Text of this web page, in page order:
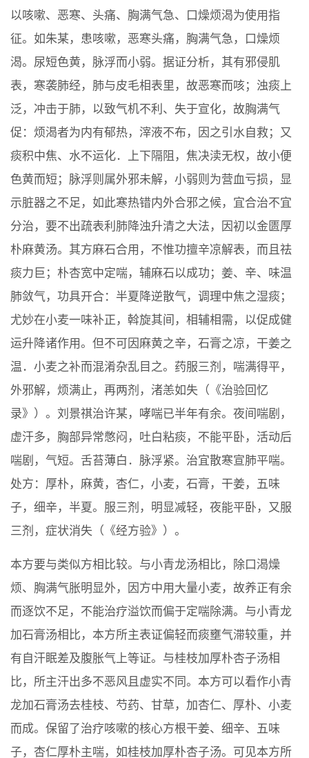
以咳嗽、恶寒、头痛、胸满气急、口燥烦渴为使用指
征。如朱某，患咳嗽，恶寒头痛，胸满气急，口燥烦
渴。尿短色黄，脉浮而小弱。据证分析，其有邪侵肌
表，寒袭肺经，肺与皮毛相表里，故恶寒而咳；浊痰上
泛，冲击于肺，以致气机不利、失于宣化，故胸满气
促：烦渴者为内有郁热，滓液不布，因之引水自救；又
痰积中焦、水不运化．上下隔阻，焦决渎无权，故小便
色黄而短；脉浮则属外邪未解，小弱则为营血亏损，显
示脏器之不足，如此寒热错内外合邪之候，宜合治不宜
分治，要不出疏表利肺降浊升清之大法，因初以金匮厚
朴麻黄汤。其方麻石合用，不惟功擅辛凉解表，而且祛
痰力巨；朴杏宽中定喘，辅麻石以成功；姜、辛、味温
肺敛气，功具开合：半夏降逆散气，调理中焦之湿痰；
尤妙在小麦一味补正，斡旋其间，相辅相需，以促成健
运升降诸作用。但不可因麻黄之辛，石膏之凉，干姜之
温．小麦之补而混淆杂乱目之。药服三剂，喘满得平，
外邪解，烦满止，再两剂，渚恙如失（《治验回忆
录》）。刘景祺治许某，哮喘已半年有余。夜间喘剧，
虚汗多，胸部异常憋闷，吐白粘痰，不能平卧，活动后
喘剧，气短。舌苔薄白．脉浮紧。治宜散寒宣肺平喘。
处方：厚朴，麻黄，杏仁，小麦，石膏，干姜，五味
子，细辛，半夏。服三剂，明显减轻，夜能平卧，又服
三剂，症状消失（《经方验》）。
本方要与类似方相比较。与小青龙汤相比，除口渴燥
烦、胸满气胀明显外，因方中用大量小麦，故养正有余
而逐饮不足，不能治疗溢饮而偏于定喘除满。与小青龙
加石膏汤相比，本方所主表证偏轻而痰壅气滞较重，并
有自汗眠差及腹胀气上等证。与桂枝加厚朴杏子汤相
比，所主汗出多不恶风且虚实不同。本方可以看作小青
龙加石膏汤去桂枝、芍药、甘草，加杏仁、厚朴、小麦
而成。保留了治疗咳嗽的核心方根干姜、细辛、五味
子，杏仁厚朴主喘，如桂枝加厚朴杏子汤。可见本方所